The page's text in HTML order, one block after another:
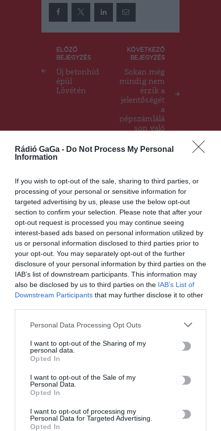
Rádió GaGa - Do Not Process My Personal
Information
If you wish to opt-out of the sale, sharing to third parties, or
processing of your personal or sensitive information for
targeted advertising by us, please use the below opt-out
section to confirm your selection. Please note that after your
opt-out request is processed you may continue seeing
interest-based ads based on personal information utilized by
us or personal information disclosed to third parties prior to
your opt-out. You may separately opt-out of the further
disclosure of your personal information by third parties on the
IAB’s list of downstream participants. This information may
also be disclosed by us to third parties on the IAB’s List of
Downstream Participants that may further disclose it to other
Personal Data Processing Opt Outs
I want to opt-out of the Sharing of my
personal data.
Opted In
I want to opt-out of the Sale of my
Personal Data.
Opted In
I want to opt-out of processing my
Personal Data for Targeted Advertising.
Opted In
Bejegyzés
navigáció
ELŐZŐ
BEJEGYZÉS
Új betonhíd
épül
Lövétén
KÖVETKEZŐ
BEJEGYZÉS
Sokan még
mindig nem
érzik a
jelentőségét
a
népszámlálá
son való
Ez is érdekelheti
HÍRLISTA,UDVARHELYSZÉK
Még ma és holnap letehetik
kéréseiket a
székelyudvarhelyi
polgármesteri hivatalnál azok
az új lakásigénylők
HÍRLISTA
Kezdődik a tényleges